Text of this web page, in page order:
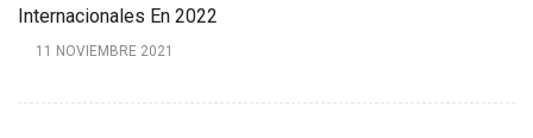
Internacionales En 2022
11 NOVIEMBRE 2021